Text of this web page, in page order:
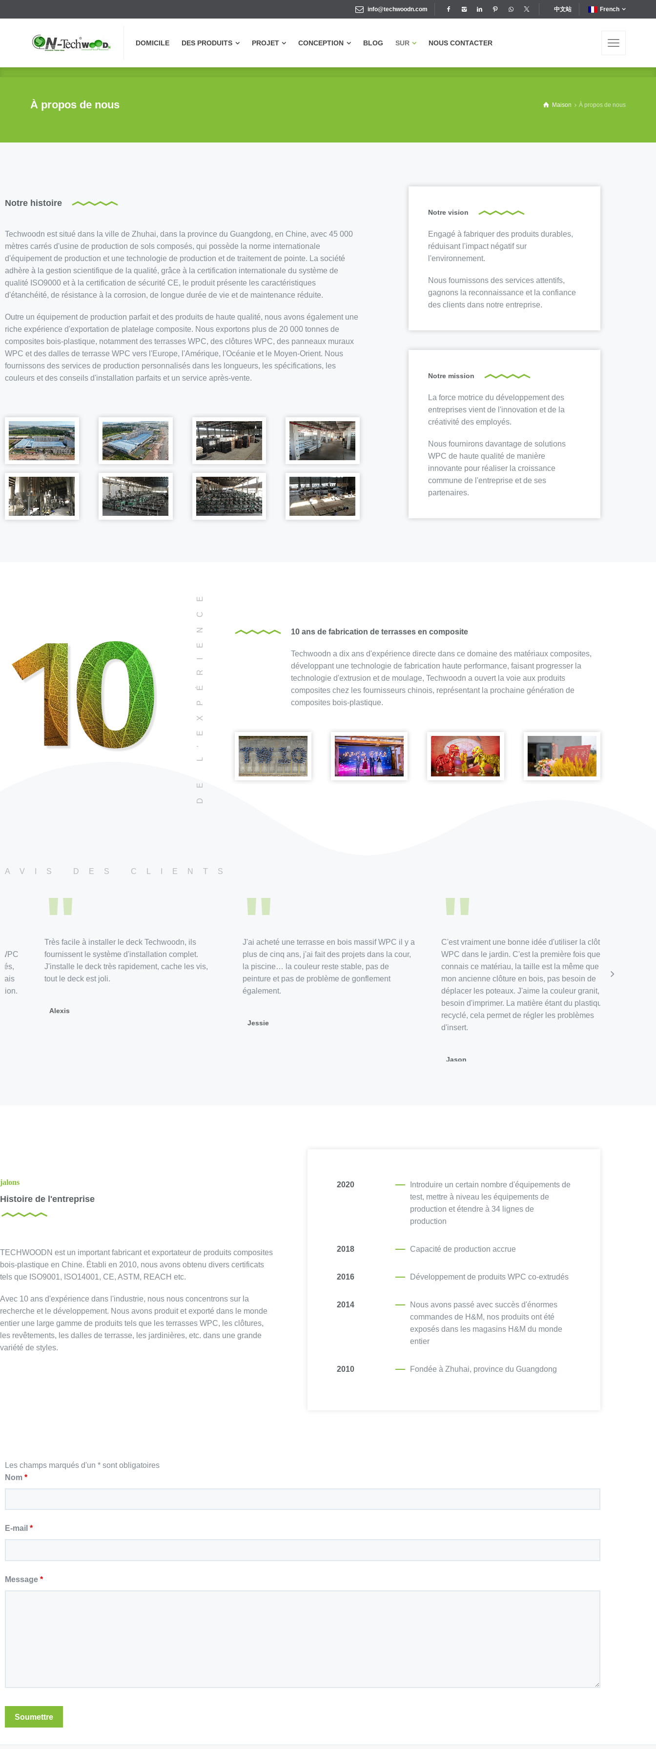
info@techwoodn.com 中文站 French
DOMICILE DES PRODUITS PROJET CONCEPTION BLOG SUR NOUS CONTACTER
BLOG NOUS CONTACTER
À propos de nous Maison À propos de nous
Notre histoire
Techwoodn est situé dans la ville de Zhuhai, dans la province du Guangdong, en Chine, avec 45 000
mètres carrés d'usine de production de sols composés, qui possède la norme internationale
d'équipement de production et une technologie de production et de traitement de pointe. La société
adhère à la gestion scientifique de la qualité, grâce à la certification internationale du système de
qualité ISO9000 et à la certification de sécurité CE, le produit présente les caractéristiques
d'étanchéité, de résistance à la corrosion, de longue durée de vie et de maintenance réduite.
Outre un équipement de production parfait et des produits de haute qualité, nous avons également une
riche expérience d'exportation de platelage composite. Nous exportons plus de 20 000 tonnes de
composites bois-plastique, notamment des terrasses WPC, des clôtures WPC, des panneaux muraux
WPC et des dalles de terrasse WPC vers l'Europe, l'Amérique, l'Océanie et le Moyen-Orient. Nous
fournissons des services de production personnalisés dans les longueurs, les spécifications, les
couleurs et des conseils d'installation parfaits et un service après-vente.
Notre vision
Engagé à fabriquer des produits durables,
réduisant l'impact négatif sur
l'environnement.
Nous fournissons des services attentifs,
gagnons la reconnaissance et la confiance
des clients dans notre entreprise.
Notre mission
La force motrice du développement des
entreprises vient de l'innovation et de la
créativité des employés.
Nous fournirons davantage de solutions
WPC de haute qualité de manière
innovante pour réaliser la croissance
commune de l'entreprise et de ses
partenaires.
DE L'EXPÉRIENCE 10 ans de fabrication de terrasses en composite
Techwoodn a dix ans d'expérience directe dans ce domaine des matériaux composites,
développant une technologie de fabrication haute performance, faisant progresser la
technologie d'extrusion et de moulage, Techwoodn a ouvert la voie aux produits
composites chez les fournisseurs chinois, représentant la prochaine génération de
composites bois-plastique.
AVIS DES CLIENTS
"
Très facile à installer le deck Techwoodn, ils
fournissent le système d'installation complet.
J'installe le deck très rapidement, cache les vis,
tout le deck est joli.
"
J'ai acheté une terrasse en bois massif WPC il y a
plus de cinq ans, j'ai fait des projets dans la cour,
la piscine… la couleur reste stable, pas de
peinture et pas de problème de gonflement
également.
"
C'est vraiment une bonne idée d'utiliser la clôture
WPC dans le jardin. C'est la première fois que je
connais ce matériau, la taille est la même que
mon ancienne clôture en bois, pas besoin de
déplacer les poteaux. J'aime la couleur granit, pas
besoin d'imprimer. La matière étant du plastique
recyclé, cela permet de régler les problèmes
jalons
Histoire de l'entreprise
TECHWOODN est un important fabricant et exportateur de produits composites
bois-plastique en Chine. Établi en 2010, nous avons obtenu divers certificats
tels que ISO9001, ISO14001, CE, ASTM, REACH etc.
Avec 10 ans d'expérience dans l'industrie, nous nous concentrons sur la
recherche et le développement. Nous avons produit et exporté dans le monde
entier une large gamme de produits tels que les terrasses WPC, les clôtures,
les revêtements, les dalles de terrasse, les jardinières, etc. dans une grande
variété de styles.
2020
Introduire un certain nombre d'équipements de
test, mettre à niveau les équipements de
production et étendre à 34 lignes de
production
2018 Capacité de production accrue
2016 Développement de produits WPC co-extrudés
2014
Nous avons passé avec succès d'énormes
commandes de H&M, nos produits ont été
exposés dans les magasins H&M du monde
entier
2010 Fondée à Zhuhai, province du Guangdong
Les champs marqués d'un * sont obligatoires
Nom
E-mail
Message